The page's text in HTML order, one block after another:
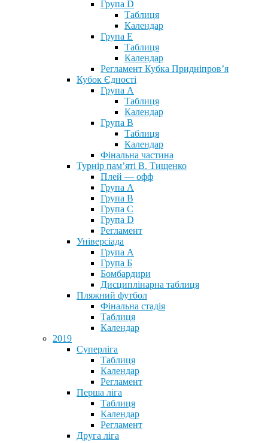
Група D
Таблиця
Календар
Група Е
Таблиця
Календар
Регламент Кубка Придніпров’я
Кубок Єдності
Група А
Таблиця
Календар
Група В
Таблиця
Календар
Фінальна частина
Турнір пам’яті В. Тищенко
Плей — офф
Група А
Група B
Група С
Група D
Регламент
Універсіада
Група А
Група Б
Бомбардири
Дисциплінарна таблиця
Пляжний футбол
Фінальна стадія
Таблиця
Календар
2019
Суперліга
Таблиця
Календар
Регламент
Перша ліга
Таблиця
Календар
Регламент
Друга ліга